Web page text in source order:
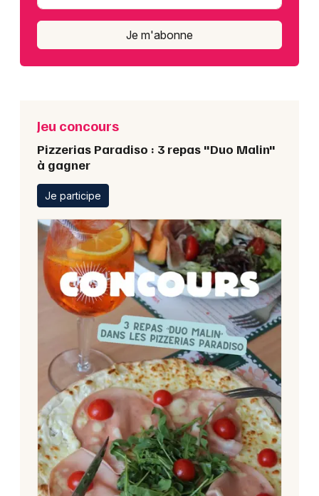
Je m'abonne
Jeu concours
Pizzerias Paradiso : 3 repas "Duo Malin"
à gagner
Je participe